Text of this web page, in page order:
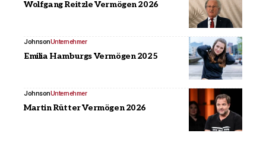
Wolfgang Reitzle Vermögen 2026
JohnsonUnternehmer
Emilia Hamburgs Vermögen 2025
JohnsonUnternehmer
Martin Rütter Vermögen 2026